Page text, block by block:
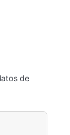
de